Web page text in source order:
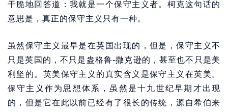
干脆地回答道：我就是一个保守主义者。柯克这句话的
意思是，真正的保守主义只有一种。
虽然保守主义最早是在英国出现的，但是，保守主义不
只是英国的，不只是盎格鲁-撒克逊的，甚至也不只是美
利坚的。英美保守主义的真实含义是保守主义在英美。
保守主义作为思想体系，虽然是十九世纪早期才出现
的，但是它在此以前已经有了很长的传统，源自希伯来